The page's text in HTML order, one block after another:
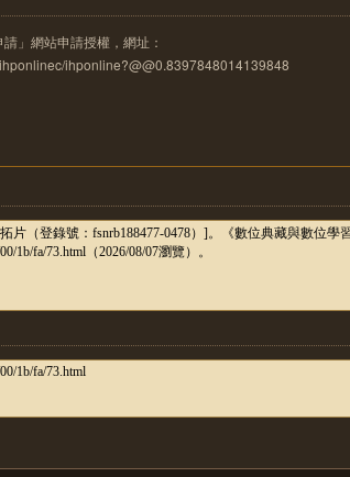
」網站申請授權，網址：
ihponline?@@0.8397848014139848